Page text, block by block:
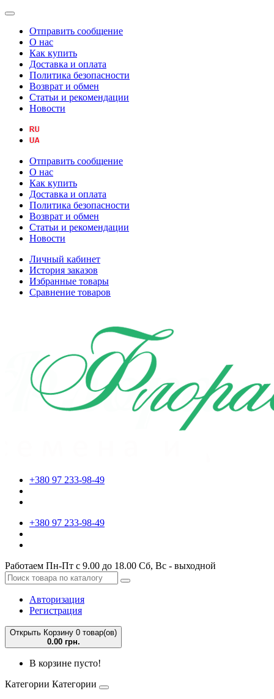
Отправить сообщение
О нас
Как купить
Доставка и оплата
Политика безопасности
Возврат и обмен
Статьи и рекомендации
Новости
Отправить сообщение
О нас
Как купить
Доставка и оплата
Политика безопасности
Возврат и обмен
Статьи и рекомендации
Новости
Личный кабинет
История заказов
Избранные товары
Сравнение товаров
+380 97 233-98-49
+380 97 233-98-49
Работаем Пн-Пт с 9.00 до 18.00 Сб, Вс - выходной
Авторизация
Регистрация
Открыть Корзину 0 товар(ов)
0.00 грн.
В корзине пусто!
Категории Категории